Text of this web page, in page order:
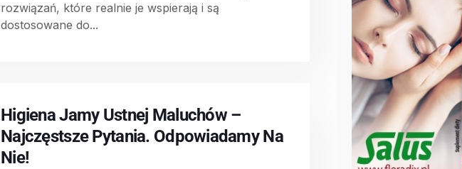
rozwiązań, które realnie je wspierają i są
dostosowane do...
Higiena Jamy Ustnej Maluchów –
Najczęstsze Pytania. Odpowiadamy Na
Nie!